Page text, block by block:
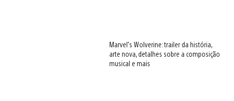
Marvel’s Wolverine: trailer da história,
arte nova, detalhes sobre a composição
musical e mais